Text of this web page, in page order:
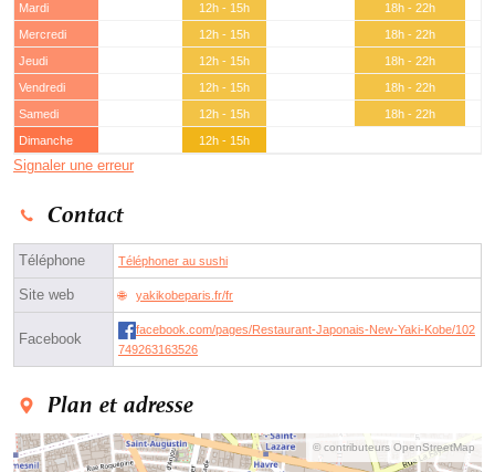
Mardi
12h - 15h
18h - 22h
Mercredi
12h - 15h
18h - 22h
Jeudi
12h - 15h
18h - 22h
Vendredi
12h - 15h
18h - 22h
Samedi
12h - 15h
18h - 22h
Dimanche
12h - 15h
Signaler une erreur
Contact
Téléphone Téléphoner au sushi
Site web yakikobeparis.fr/fr
Facebook
facebook.com/pages/Restaurant-Japonais-New-Yaki-Kobe/102
749263163526
Plan et adresse
© contributeurs OpenStreetMap